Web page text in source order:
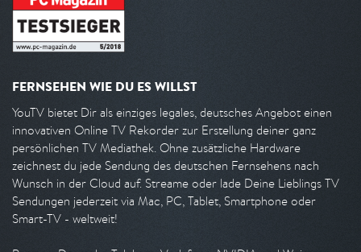
FERNSEHEN WIE DU ES WILLST
YouTV bietet Dir als einziges legales, deutsches Angebot einen
innovativen Online TV Rekorder zur Erstellung deiner ganz
persönlichen TV Mediathek. Ohne zusätzliche Hardware
zeichnest du jede Sendung des deutschen Fernsehens nach
Wunsch in der Cloud auf. Streame oder lade Deine Lieblings TV
Sendungen jederzeit via Mac, PC, Tablet, Smartphone oder
Smart-TV - weltweit!